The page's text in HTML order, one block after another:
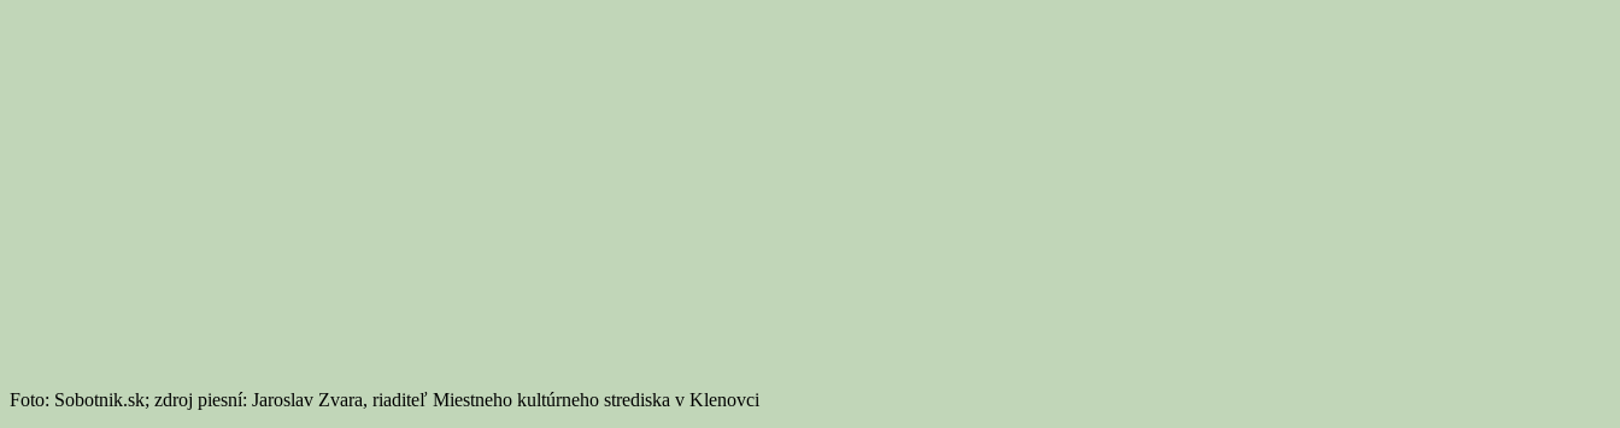
Foto: Sobotnik.sk; zdroj piesní: Jaroslav Zvara, riaditeľ Miestneho kultúrneho strediska v Klenovci